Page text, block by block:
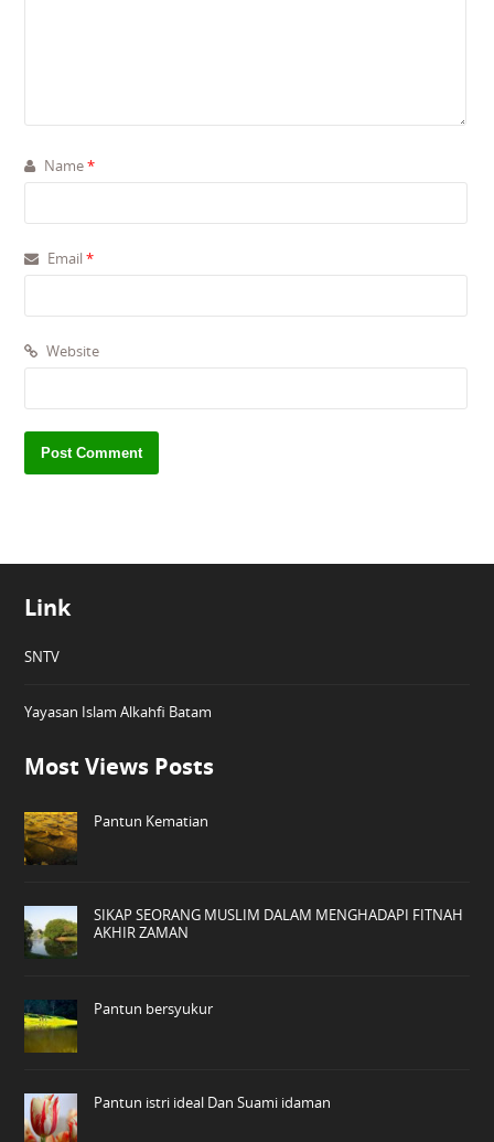
Name*
Email*
Website
Link
SNTV
Yayasan Islam Alkahfi Batam
Most Views Posts
Pantun Kematian
SIKAP SEORANG MUSLIM DALAM MENGHADAPI FITNAH
AKHIR ZAMAN
Pantun bersyukur
Pantun istri ideal Dan Suami idaman